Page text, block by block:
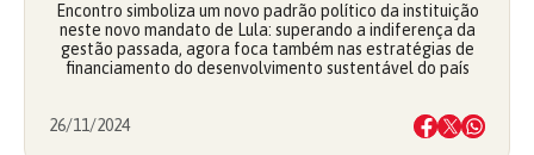
Encontro simboliza um novo padrão político da instituição
neste novo mandato de Lula: superando a indiferença da
gestão passada, agora foca também nas estratégias de
financiamento do desenvolvimento sustentável do país
26/11/2024